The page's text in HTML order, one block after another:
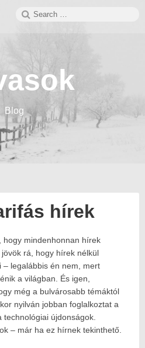
Search
Blog
hírek
hogy mindenhonnan hírek
rá, hogy hírek nélkül
– legalábbis én nem, mert
a világban. És igen,
még a bulvárosabb témáktól
nyilván jobban foglalkoztat a
újdonságok.
– már ha ez hírnek tekinthető.